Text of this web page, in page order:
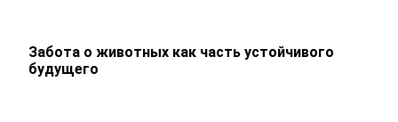
Забота о животных как часть устойчивого
будущего